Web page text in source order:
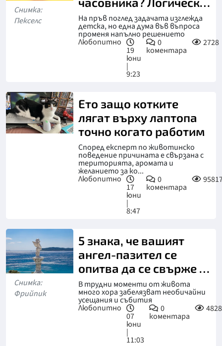
Снимка:
Пекселс
тест!
На пръв поглед задачата изглежда
детска, но една дума във въпроса
променя напълно решението
Любопитно
19
юни
|
9:23
0
коментара
2728
Ето защо котките
лягат върху лаптопа
точно когато работим
Според експерт по животинско
поведение причината е свързана с
територията, аромата и
желанието за ко...
Любопитно
17
юни
|
8:47
0
коментара
Снимка:
Фрийпик
5 знака, че вашият
ангел-пазител се
опитва да се свърже с
вас
В трудни моменти от живота
много хора забелязват необичайни
усещания и събития
Любопитно
07
юни
|
11:03
0
коментара
4828